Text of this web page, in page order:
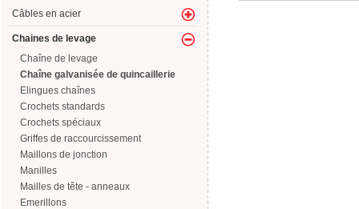
Câbles en acier
Chaines de levage
Chaîne de levage
Chaîne galvanisée de quincaillerie
Elingues chaînes
Crochets standards
Crochets spéciaux
Griffes de raccourcissement
Maillons de jonction
Manilles
Mailles de tête - anneaux
Emerillons